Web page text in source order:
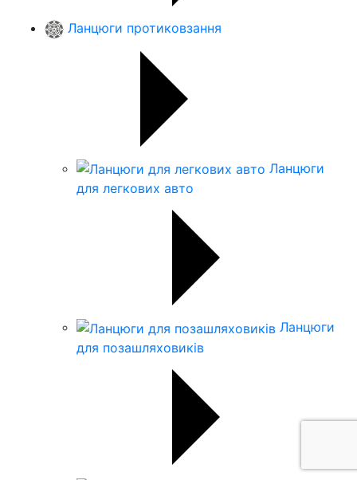
Ланцюги протиковзання
Ланцюги
для легкових авто
Ланцюги
для позашляховиків